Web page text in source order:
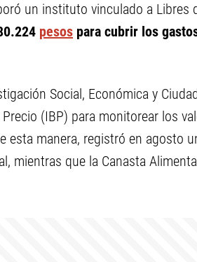
un instituto vinculado a Libres
pesos para cubrir los
Social, Económica y
(IBP) para monitorear los
esta manera, registró en agosto
mientras que la Canasta